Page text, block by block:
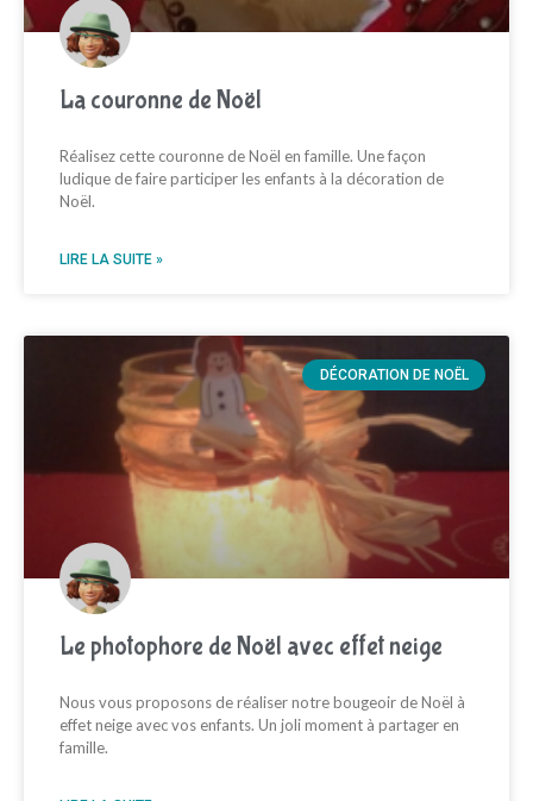
La couronne de Noël
Réalisez cette couronne de Noël en famille. Une façon
ludique de faire participer les enfants à la décoration de
Noël.
LIRE LA SUITE »
DÉCORATION DE NOËL
Le photophore de Noël avec effet neige
Nous vous proposons de réaliser notre bougeoir de Noël à
effet neige avec vos enfants. Un joli moment à partager en
famille.